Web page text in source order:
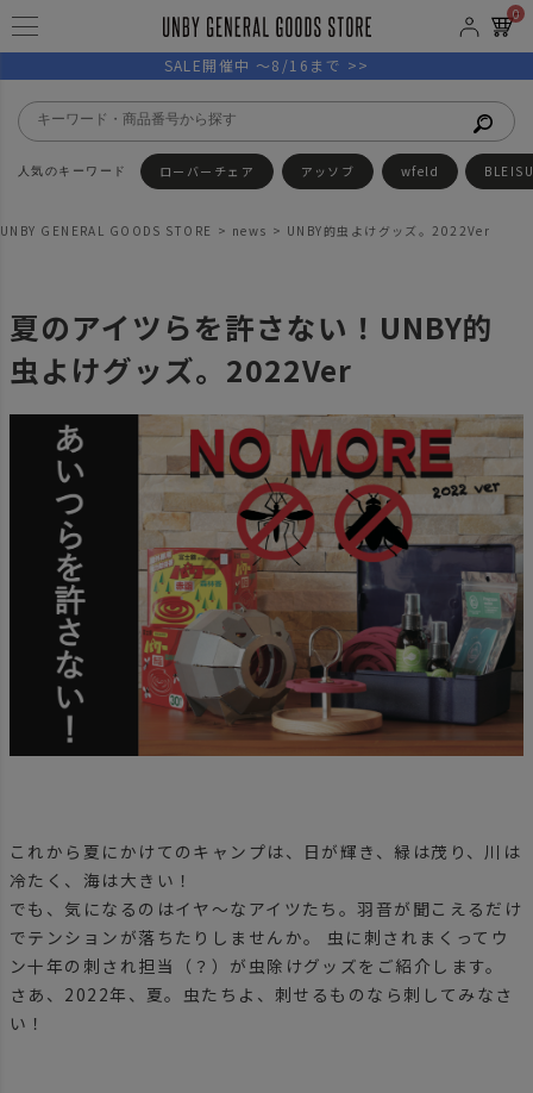
0
SALE開催中 ～8/16まで >>
ローバーチェア アッソブ wfeld
UNBY GENERAL GOODS STORE news UNBY的虫よけグッズ。2022Ver
夏のアイツらを許さない！UNBY的
虫よけグッズ。2022Ver
これから夏にかけてのキャンプは、日が輝き、緑は茂り、川は
冷たく、海は大きい！
でも、気になるのはイヤ〜なアイツたち。羽音が聞こえるだけ
でテンションが落ちたりしませんか。 虫に刺されまくってウ
ン十年の刺され担当（？）が虫除けグッズをご紹介します。
さあ、2022年、夏。虫たちよ、刺せるものなら刺してみなさ
い！